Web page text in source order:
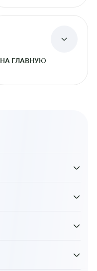
НА ГЛАВНУЮ